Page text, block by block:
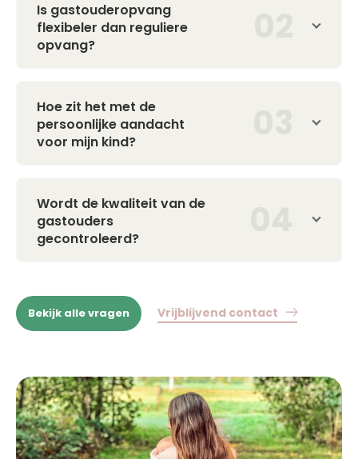
Is gastouderopvang
flexibeler dan reguliere
opvang?
Hoe zit het met de
persoonlijke aandacht
voor mijn kind?
Wordt de kwaliteit van de
gastouders
gecontroleerd?
Bekijk alle vragen Vrijblijvend contact